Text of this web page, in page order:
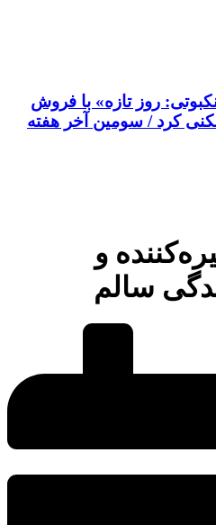
روز تازه» با فروش
کرد / سومین آخر هفته
و
سالم